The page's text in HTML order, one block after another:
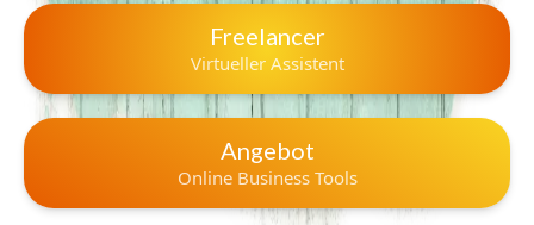
Freelancer
Virtueller Assistent
Angebot
Online Business Tools